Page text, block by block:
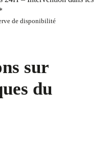
de disponibilité
sur
du